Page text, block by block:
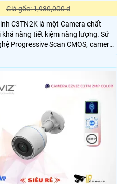
Giá gốc: 1,980,000 ₫
C3TN2K là một Camera chất
năng tiết kiệm năng lượng. Sử
Progressive Scan CMOS, camera
hình ảnh ban đêm với độ phân giải
sắc nét trong môi trường sáng
Với độ phân giải 3